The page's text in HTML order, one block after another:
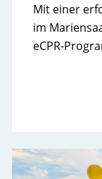
Mit einer
im
eCPR-